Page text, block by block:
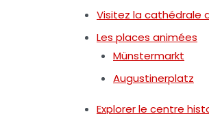
Visitez la cathédrale
Les places animées
Münstermarkt
Augustinerplatz
Explorer le centre